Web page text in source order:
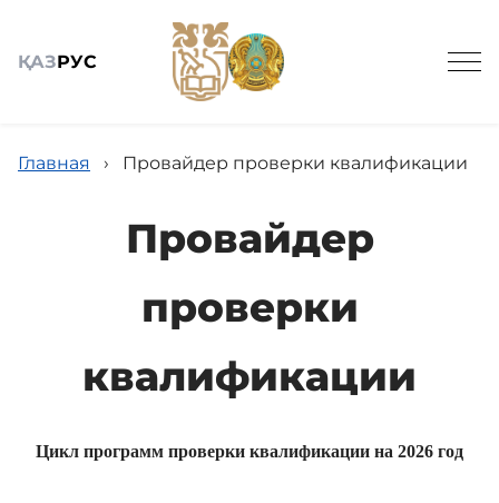
ҚАЗРУС
Общие сведения
Главная › Провайдер проверки квалификации
Провайдер
проверки
квалификации
Цикл программ проверки квалификации на 2026 год